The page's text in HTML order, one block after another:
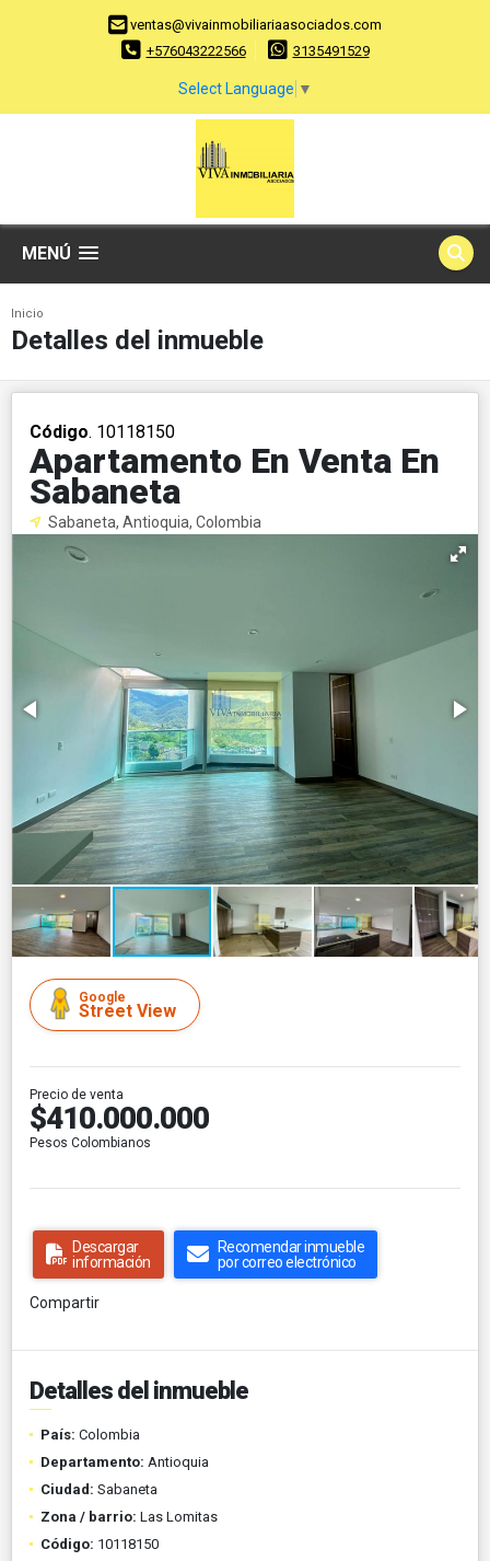
ventas@vivainmobiliariaasociados.com
+576043222566
3135491529
Select Language ▼
MENÚ
Inicio
Detalles del inmueble
Código. 10118150
Apartamento En Venta En
Sabaneta
Sabaneta, Antioquia, Colombia
Google
Street View
Precio de venta
$410.000.000
Pesos Colombianos
Descargar
información
Recomendar inmueble
por correo electrónico
Compartir
Detalles del inmueble
País: Colombia
Departamento: Antioquia
Ciudad: Sabaneta
Zona / barrio: Las Lomitas
Código: 10118150